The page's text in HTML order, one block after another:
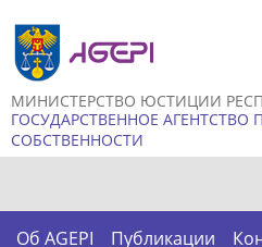
МИНИСТЕРСТВО ЮСТИЦИИ
ГОСУДАРСТВЕННОЕ
СОБСТВЕННОСТИ
Об AGEPI Публикации